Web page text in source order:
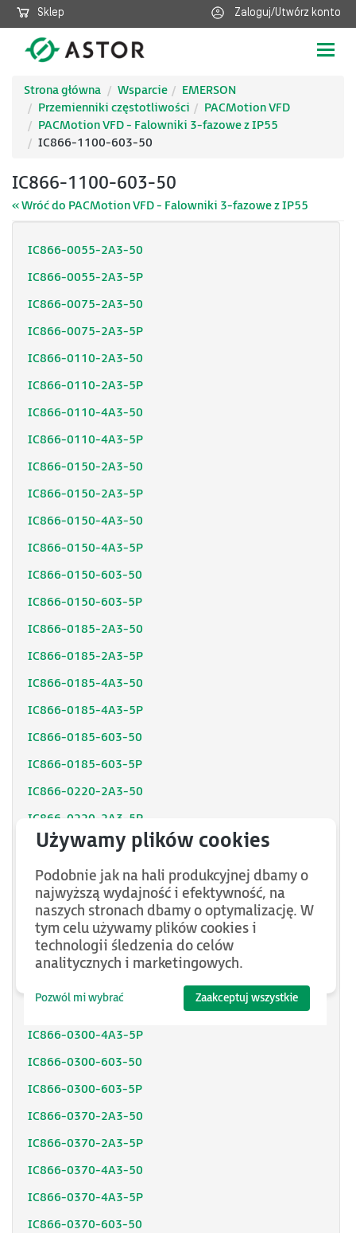
Sklep Zaloguj/Utwórz konto
Strona główna
Wsparcie
EMERSON
Przemienniki częstotliwości
PACMotion VFD
PACMotion VFD - Falowniki 3-fazowe z IP55
IC866-1100-603-50
IC866-1100-603-50
« Wróć do PACMotion VFD - Falowniki 3-fazowe z IP55
IC866-0055-2A3-50
IC866-0055-2A3-5P
IC866-0075-2A3-50
IC866-0075-2A3-5P
IC866-0110-2A3-50
IC866-0110-2A3-5P
IC866-0110-4A3-50
IC866-0110-4A3-5P
IC866-0150-2A3-50
IC866-0150-2A3-5P
IC866-0150-4A3-50
IC866-0150-4A3-5P
IC866-0150-603-50
IC866-0150-603-5P
IC866-0185-2A3-50
IC866-0185-2A3-5P
IC866-0185-4A3-50
IC866-0185-4A3-5P
IC866-0185-603-50
IC866-0185-603-5P
IC866-0220-2A3-50
IC866-0220-2A3-5P
IC866-0220-4A3-50
IC866-0220-4A3-5P
IC866-0220-603-50
IC866-0220-603-5P
IC866-0300-2A3-50
IC866-0300-4A3-50
IC866-0300-4A3-5P
IC866-0300-603-50
IC866-0300-603-5P
IC866-0370-2A3-50
IC866-0370-2A3-5P
IC866-0370-4A3-50
IC866-0370-4A3-5P
IC866-0370-603-50
Podobnie jak na hali produkcyjnej dbamy o
najwyższą wydajność i efektywność, na
naszych stronach dbamy o optymalizację. W
tym celu używamy plików cookies i
technologii śledzenia do celów
analitycznych i marketingowych.
Pozwól mi wybrać Zaakceptuj wszystkie